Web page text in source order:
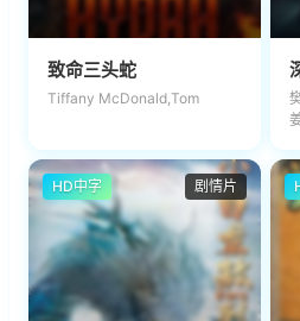
致命三头蛇
Tiffany McDonald,Tom
剧情片
HD中字